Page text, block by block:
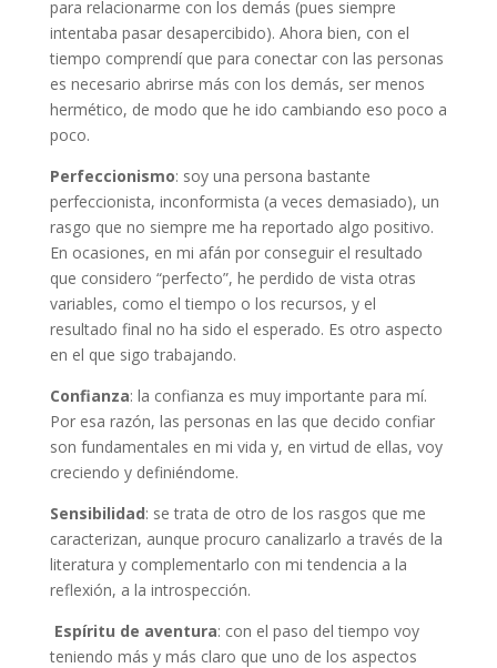
para relacionarme con los demás (pues siempre
intentaba pasar desapercibido). Ahora bien, con el
tiempo comprendí que para conectar con las personas
es necesario abrirse más con los demás, ser menos
hermético, de modo que he ido cambiando eso poco a
poco.
Perfeccionismo: soy una persona bastante
perfeccionista, inconformista (a veces demasiado), un
rasgo que no siempre me ha reportado algo positivo.
En ocasiones, en mi afán por conseguir el resultado
que considero “perfecto”, he perdido de vista otras
variables, como el tiempo o los recursos, y el
resultado final no ha sido el esperado. Es otro aspecto
en el que sigo trabajando.
Confianza: la confianza es muy importante para mí.
Por esa razón, las personas en las que decido confiar
son fundamentales en mi vida y, en virtud de ellas, voy
creciendo y definiéndome.
Sensibilidad: se trata de otro de los rasgos que me
caracterizan, aunque procuro canalizarlo a través de la
literatura y complementarlo con mi tendencia a la
reflexión, a la introspección.
Espíritu de aventura: con el paso del tiempo voy
teniendo más y más claro que uno de los aspectos